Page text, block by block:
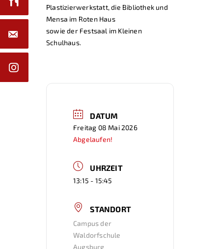
Plastizierwerkstatt, die Bibliothek und
Mensa im Roten Haus
sowie der Festsaal im Kleinen
Schulhaus.
DATUM
Freitag 08 Mai 2026
Abgelaufen!
UHRZEIT
13:15 - 15:45
STANDORT
Campus der
Waldorfschule
Augsburg